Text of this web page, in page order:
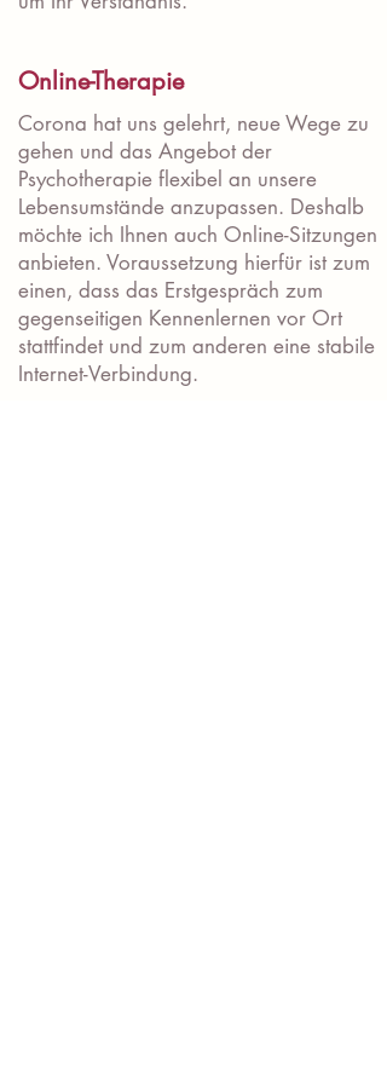
Online-Therapie
Corona hat uns gelehrt, neue Wege zu
gehen und das Angebot der
Psychotherapie flexibel an unsere
Lebensumstände anzupassen. Deshalb
möchte ich Ihnen auch Online-Sitzungen
anbieten. Voraussetzung hierfür ist zum
einen, dass das Erstgespräch zum
gegenseitigen Kennenlernen vor Ort
stattfindet und zum anderen eine stabile
Internet-Verbindung.